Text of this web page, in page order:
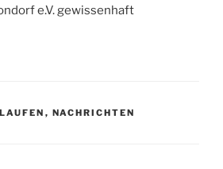
e.V. gewissenhaft
, NACHRICHTEN